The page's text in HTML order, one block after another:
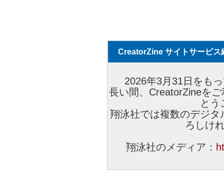
CreatorZine サイトサービス
2026年3月31日をも
長い間、CreatorZineを
とう
翔泳社では複数のデジ
ろしけ
翔泳社のメディア：